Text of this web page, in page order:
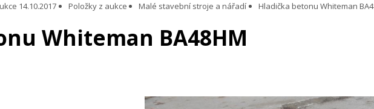
14.10.2017 Položky z aukce Malé stavební stroje a nářadí Hladička betonu Whiteman
Whiteman BA48HM